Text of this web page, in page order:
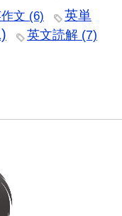
文 (6)
英単
英文読解 (7)